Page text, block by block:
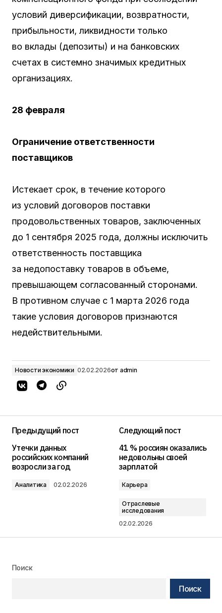
условий диверсификации, возвратности,
прибыльности, ликвидности только
во вклады (депозиты) и на банковских
счетах в системно значимых кредитных
организациях.
28 февраля
Ограничение ответственности
поставщиков
Истекает срок, в течение которого
из условий договоров поставки
продовольственных товаров, заключенных
до 1 сентября 2025 года, должны исключить
ответственность поставщика
за недопоставку товаров в объеме,
превышающем согласованный сторонами.
В противном случае с 1 марта 2026 года
такие условия договоров признаются
недействительными.
Новости экономики 02.02.2026от admin
Предыдущий пост
Утечки данных
российских компаний
возросли за год
Аналитика 02.02.2026
Следующий пост
41 % россиян оказались
недовольны своей
зарплатой
Карьера
Отраслевые
исследования
02.02.2026
Поиск
Поиск